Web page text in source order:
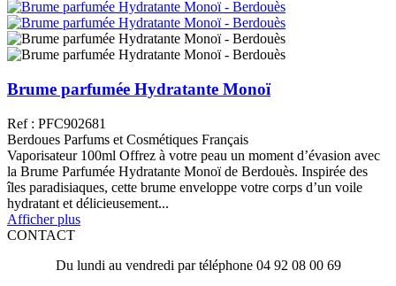
Brume parfumée Hydratante Monoï
Ref : PFC902681
Berdoues Parfums et Cosmétiques Français
Vaporisateur 100ml Offrez à votre peau un moment d’évasion avec
la Brume Parfumée Hydratante Monoï de Berdouès. Inspirée des
îles paradisiaques, cette brume enveloppe votre corps d’un voile
hydratant et délicieusement...
Afficher plus
CONTACT
Du lundi au vendredi par téléphone 04 92 08 00 69